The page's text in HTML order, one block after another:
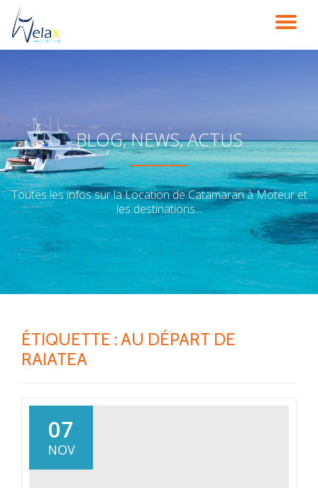
Aller
au
BLOG, NEWS, ACTUS
Toutes les infos sur la Location de Catamaran à Moteur et
les destinations...
ÉTIQUETTE :AU DÉPART DE
RAIATEA
07
NOV